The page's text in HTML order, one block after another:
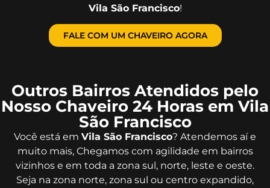
Vila São Francisco!
FALE COM UM CHAVEIRO AGORA
Outros Bairros Atendidos pelo
Nosso Chaveiro 24 Horas em Vila
São Francisco
Você está em Vila São Francisco? Atendemos aí e
muito mais, Chegamos com agilidade em bairros
vizinhos e em toda a zona sul, norte, leste e oeste.
Seja na zona norte, zona sul ou centro expandido,